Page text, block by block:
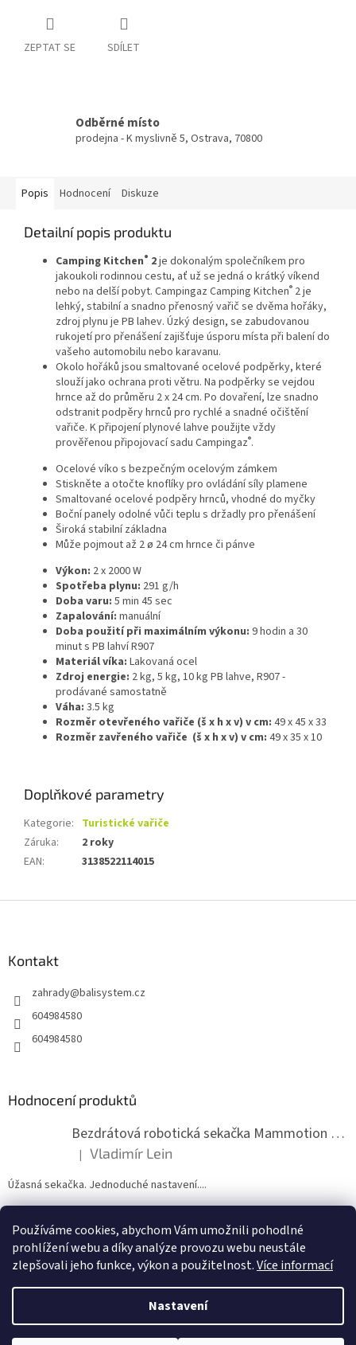
Používáme cookies, abychom Vám umožnili pohodlné
prohlížení webu a díky analýze provozu webu neustále
zlepšovali jeho funkce, výkon a použitelnost.Více informací
Nastavení
ZEPTAT SE SDÍLET
Odběrné místo
prodejna - K myslivně 5, Ostrava, 70800
Popis Hodnocení Diskuze
Detailní popis produktu
Camping Kitchen® 2je dokonalým společníkem pro
jakoukoli rodinnou cestu, ať už se jedná o krátký víkend
nebo na delší pobyt. Campingaz Camping Kitchen® 2 je
lehký, stabilní a snadno přenosný vařič se dvěma hořáky,
zdroj plynu je PB lahev. Úzký design, se zabudovanou
rukojetí pro přenášení zajišťuje úsporu místa při balení do
vašeho automobilu nebo karavanu.
Okolo hořáků jsou smaltované ocelové podpěrky, které
slouží jako ochrana proti větru. Na podpěrky se vejdou
hrnce až do průměru 2 x 24 cm. Po dovaření, lze snadno
odstranit podpěry hrnců pro rychlé a snadné očištění
vařiče. K připojení plynové lahve použijte vždy
prověřenou připojovací sadu Campingaz®.
Ocelové víko s bezpečným ocelovým zámkem
Stiskněte a otočte knoflíky pro ovládání síly plamene
Smaltované ocelové podpěry hrnců, vhodné do myčky
Boční panely odolné vůči teplu s držadly pro přenášení
Široká stabilní základna
Může pojmout až 2 ø 24 cm hrnce či pánve
Výkon: 2 x 2000 W
Spotřeba plynu: 291 g/h
Doba varu: 5 min 45 sec
Zapalování: manuální
Doba použití při maximálním výkonu: 9 hodin a 30
minut s PB lahví R907
Materiál víka: Lakovaná ocel
Zdroj energie: 2 kg, 5 kg, 10 kg PB lahve, R907 -
prodávané samostatně
Váha: 3.5 kg
Rozměr otevřeného vařiče (š x h x v) v cm: 49 x 45 x 33
Rozměr zavřeného vařiče (š x h x v) v cm: 49 x 35 x 10
Doplňkové parametry
Kategorie: Turistické vařiče
Záruka:
2 roky
EAN: 3138522114015
Kontakt
zahrady@balisystem.cz
604984580
604984580
Hodnocení produktů
Bezdrátová robotická sekačka Mammotion LUBA mini 2 1500
Hodnocení produktu je 5 z 5 hvězdiček.
| Vladimír Lein
Úžasná sekačka. Jednoduché nastavení....
ZDE NÁM MŮŽETE VLOŽIT HODNOCENÍ
Vytvořil Shoptet